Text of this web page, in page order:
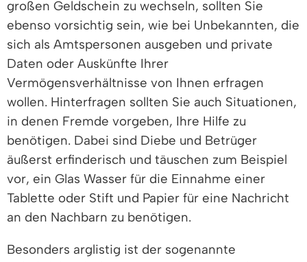
großen Geldschein zu wechseln, sollten Sie
ebenso vorsichtig sein, wie bei Unbekannten, die
sich als Amtspersonen ausgeben und private
Daten oder Auskünfte Ihrer
Vermögensverhältnisse von Ihnen erfragen
wollen. Hinterfragen sollten Sie auch Situationen,
in denen Fremde vorgeben, Ihre Hilfe zu
benötigen. Dabei sind Diebe und Betrüger
äußerst erfinderisch und täuschen zum Beispiel
vor, ein Glas Wasser für die Einnahme einer
Tablette oder Stift und Papier für eine Nachricht
an den Nachbarn zu benötigen.
Besonders arglistig ist der sogenannte